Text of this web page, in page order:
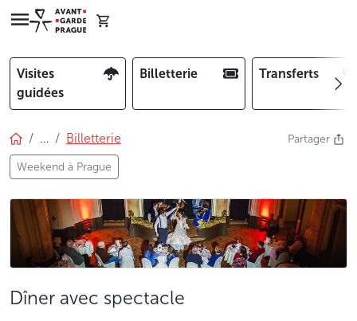
Visites
guidées
Billetterie Transferts
… Billetterie
Weekend à Prague
Partager
Dîner avec spectacle